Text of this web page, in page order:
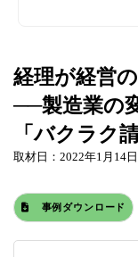
経理が経営
──製造業の
「バクラク
取材日：2022年1月14
事例ダウンロード